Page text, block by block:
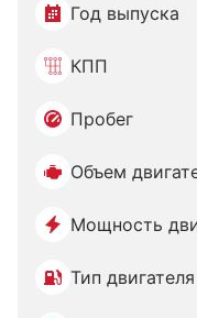
Год выпуска
КПП
Пробег
Объем
Мощность
Тип двигателя